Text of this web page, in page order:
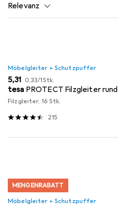
Relevanz
Möbelgleiter + Schutzpuffer
EUR
5,31 EUR
0,33/1Stk.
tesa PROTECT Filzgleiter rund
Filzgleiter, 16 Stk.
215
MENGENRABATT
Möbelgleiter + Schutzpuffer